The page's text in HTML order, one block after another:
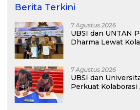
Berita Terkini
7 Agustus 2026
UBSI dan UNTAN
Dharma Lewat
7 Agustus 2026
UBSI dan
Perkuat